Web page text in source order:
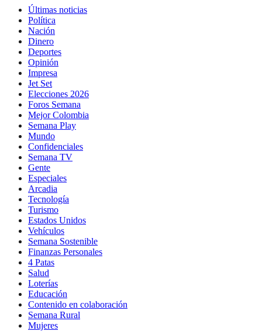
Últimas noticias
Política
Nación
Dinero
Deportes
Opinión
Impresa
Jet Set
Elecciones 2026
Foros Semana
Mejor Colombia
Semana Play
Mundo
Confidenciales
Semana TV
Gente
Especiales
Arcadia
Tecnología
Turismo
Estados Unidos
Vehículos
Semana Sostenible
Finanzas Personales
4 Patas
Salud
Loterías
Educación
Contenido en colaboración
Semana Rural
Mujeres